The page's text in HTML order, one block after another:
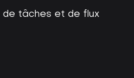
tâches et de flux